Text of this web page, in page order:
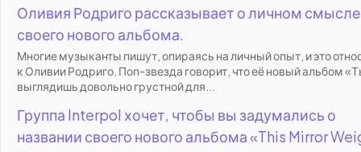
Оливия Родриго рассказывает о личном смысле
своего нового альбома.
Многие музыканты пишут, опираясь на личный опыт, и это
к Оливии Родриго. Поп-звезда говорит, что её новый альбом
выглядишь довольно грустной для...
Группа Interpol хочет, чтобы вы задумались о
названии своего нового альбома «This Mirror